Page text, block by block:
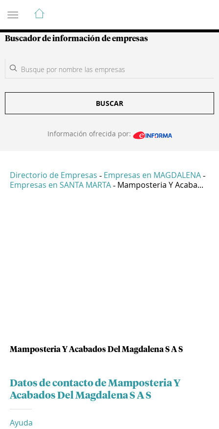
Guía de Empresas Colombianas
Buscador de información de empresas
BUSCAR
Información ofrecida por:
Directorio de Empresas - Empresas en MAGDALENA -
Empresas en SANTA MARTA - Mamposteria Y Acaba...
Mamposteria Y Acabados Del Magdalena S A S
Datos de contacto de Mamposteria Y
Acabados Del Magdalena S A S
Ayuda